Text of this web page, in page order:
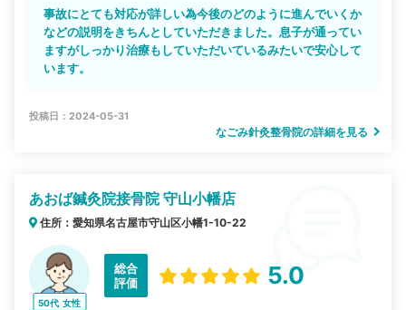
事故にとても対応が詳しい為今後のどのように進んでいくか
などの説明をきちんとしていただきました。息子が通ってい
ますがしっかり治療もしていただいているみたいで安心して
います。
投稿日：2024-05-31
なごみ針灸整骨院の詳細を見る
あおば鍼灸院接骨院 守山小幡店
住所：愛知県名古屋市守山区小幡1-10-22
50代 女性
総合
評価
5.0